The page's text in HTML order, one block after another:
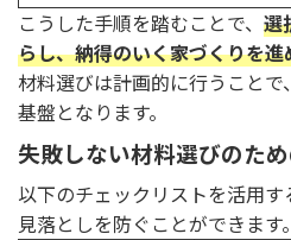
こうした手順を踏むことで、 選
らし、納得のいく家づくりを
材料選びは計画的に行うこと
基盤となります。
失敗しない材料選びのた
以下のチェックリストを活用
見落としを防ぐことができます。